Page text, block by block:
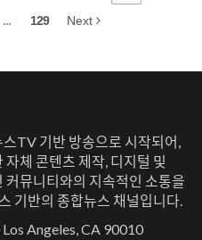
... 129 Next
TV 기반 방송으로 시작되어,
체 콘텐츠 제작, 디지털 및
커뮤니티와의 지속적인 소통을
기반의 종합뉴스 채널입니다.
Angeles, CA 90010